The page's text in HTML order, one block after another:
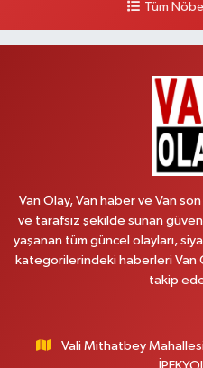
Vanyolu Mahallesi, Kara Yusuf Bey
Yol Tarifi
Cumhuriyet Mahallesi, Konak Sokak
Yol Tarifi
Yiğit Eczanesi
Hatuniye Mahallesi, Asmin Sokak
0 (432) 217 11 10
Süphan Mahallesi, İpekyolu
Tüm
Van Olay, Van haber ve Van
ve tarafsız şekilde sunan
yaşanan tüm güncel olayları,
kategorilerindeki haberleri Van
takip
Vali Mithatbey